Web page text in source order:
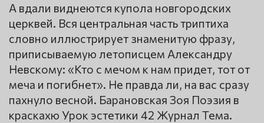
А вдали виднеются купола новгородских
церквей. Вся центральная часть триптиха
словно иллюстрирует знаменитую фразу,
приписываемую летописцем Александру
Невскому: «Кто с мечом к нам придет, тот от
меча и погибнет». Не правда ли, на вас сразу
пахнуло весной. Барановская Зоя Поэзия в
краскахю Урок эстетики 42 Журнал Тема.